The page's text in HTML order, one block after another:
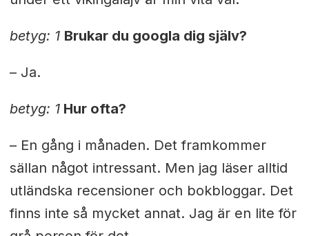
betyg: 1 Brukar du googla dig själv?
– Ja.
betyg: 1Hur ofta?
– En gång i månaden. Det framkommer
sällan något intressant. Men jag läser alltid
utländska recensioner och bokbloggar. Det
finns inte så mycket annat. Jag är en lite för